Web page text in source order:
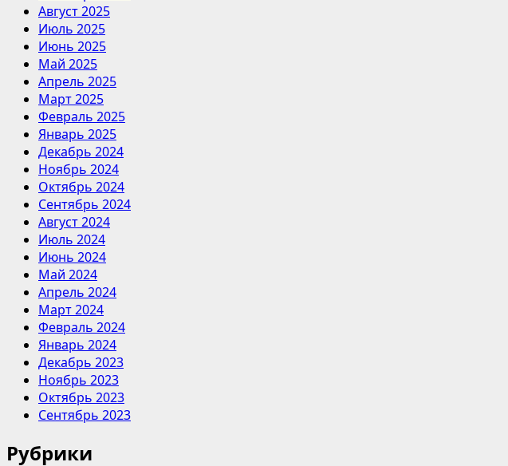
Август 2025
Июль 2025
Июнь 2025
Май 2025
Апрель 2025
Март 2025
Февраль 2025
Январь 2025
Декабрь 2024
Ноябрь 2024
Октябрь 2024
Сентябрь 2024
Август 2024
Июль 2024
Июнь 2024
Май 2024
Апрель 2024
Март 2024
Февраль 2024
Январь 2024
Декабрь 2023
Ноябрь 2023
Октябрь 2023
Сентябрь 2023
Рубрики